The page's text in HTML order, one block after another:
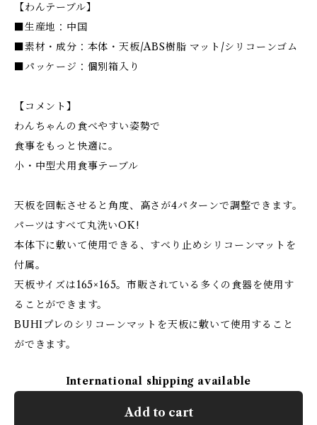
【わんテーブル】
■生産地：中国
■素材・成分：本体・天板/ABS樹脂 マット/シリコーンゴム
■パッケージ：個別箱入り
【コメント】
わんちゃんの食べやすい姿勢で
食事をもっと快適に。
小・中型犬用食事テーブル
天板を回転させると角度、高さが4パターンで調整できます。
パーツはすべて丸洗いOK!
本体下に敷いて使用できる、すべり止めシリコーンマットを
付属。
天板サイズは165×165。市販されている多くの食器を使用す
ることができます。
BUHIプレのシリコーンマットを天板に敷いて使用すること
ができます。
International shipping available
Add to cart